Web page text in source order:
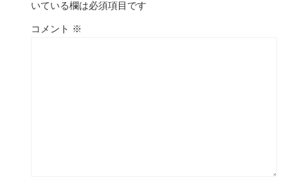
いている欄は必須項目です
コメント ※